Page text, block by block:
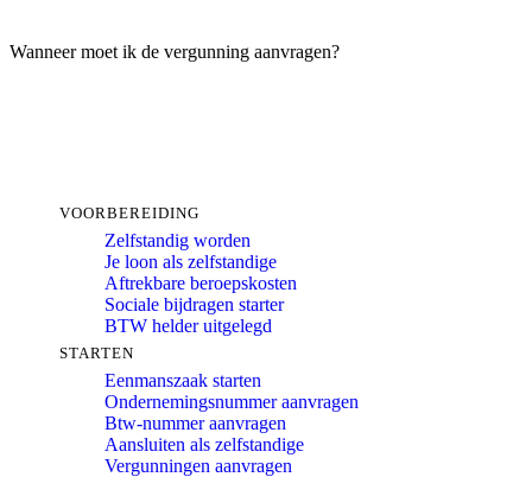
Wanneer moet ik de vergunning aanvragen?
VOORBEREIDING
Zelfstandig worden
Je loon als zelfstandige
Aftrekbare beroepskosten
Sociale bijdragen starter
BTW helder uitgelegd
STARTEN
Eenmanszaak starten
Ondernemingsnummer aanvragen
Btw-nummer aanvragen
Aansluiten als zelfstandige
Vergunningen aanvragen